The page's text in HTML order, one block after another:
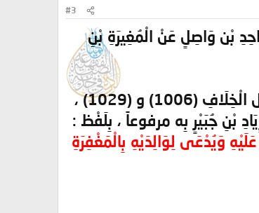
#3
الْكُبْرَى (2080) مِنْ طَرِيقِ عَبْدِ الْوَاحِدِ بْن وَاصِلٍ عَنْ الْمُغِيرَةِ بْنِ
وَأَخْرَجَهُ أَحْمَدُ فِي مُسْنَدِهِ (17709) وَمِنْ طَرِيقِهِ ابْنُ الْجَوْزِيّ فِي التَّحْقِيقِ فِي مَسَائِل الْخِلَافِ (1006) و (1029) ،
وَيُدْعَى لِوَالِدَيْهِ بِالْمَغْفِرَةِ